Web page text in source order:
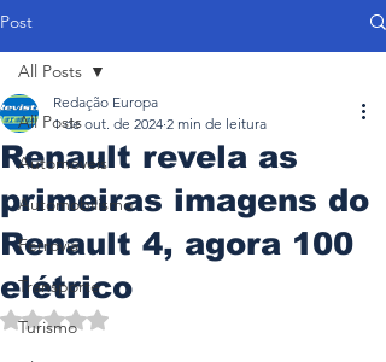
Post
All Posts
Automóveis
Automobilismo
Ferrovia
Transporte
Turismo
All Posts
Renault revela as
primeiras imagens do
Renault 4, agora 100
elétrico
Redação Europa
1 de out. de 2024 2 min de leitura
Avaliado com NaN de 5 estrelas.